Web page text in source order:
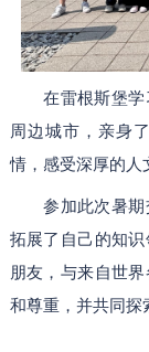
在雷根斯堡
周边城市，亲身
情，感受深厚的人
参加此次暑
拓展了自己的知
朋友，与来自世
和尊重，并共同探